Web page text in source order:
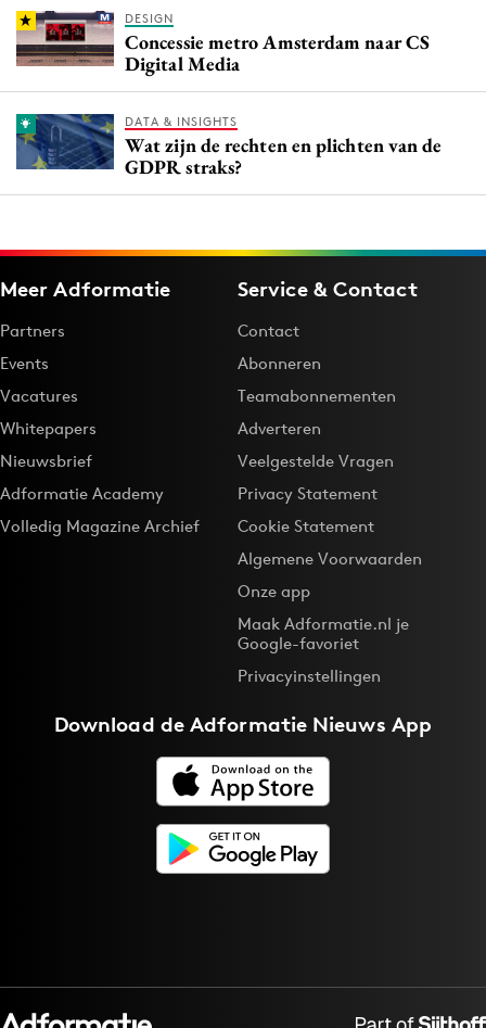
DESIGN
Concessie metro Amsterdam naar CS
Digital Media
DATA & INSIGHTS
Wat zijn de rechten en plichten van de
GDPR straks?
Meer Adformatie
Partners
Events
Vacatures
Whitepapers
Nieuwsbrief
Adformatie Academy
Volledig Magazine Archief
Service & Contact
Contact
Abonneren
Teamabonnementen
Adverteren
Veelgestelde Vragen
Privacy Statement
Cookie Statement
Algemene Voorwaarden
Onze app
Maak Adformatie.nl je
Google-favoriet
Privacyinstellingen
Download deAdformatie Nieuws App